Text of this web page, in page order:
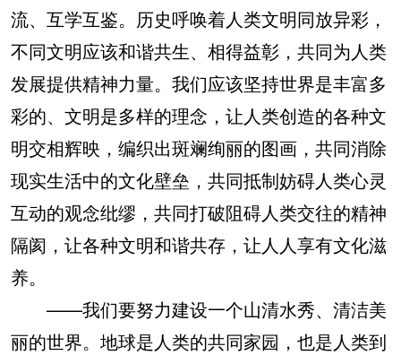
流、互学互鉴。历史呼唤着人类文明同放异彩，
不同文明应该和谐共生、相得益彰，共同为人类
发展提供精神力量。我们应该坚持世界是丰富多
彩的、文明是多样的理念，让人类创造的各种文
明交相辉映，编织出斑斓绚丽的图画，共同消除
现实生活中的文化壁垒，共同抵制妨碍人类心灵
互动的观念纰缪，共同打破阻碍人类交往的精神
隔阂，让各种文明和谐共存，让人人享有文化滋
养。
——我们要努力建设一个山清水秀、清洁美
丽的世界。地球是人类的共同家园，也是人类到